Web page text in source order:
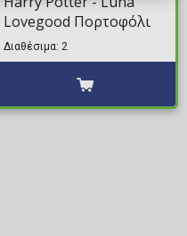
Lovegood Πορτοφόλι
Διαθέσιμα: 2